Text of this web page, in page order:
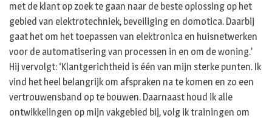
met de klant op zoek te gaan naar de beste oplossing op het
gebied van elektrotechniek, beveiliging en domotica. Daarbij
gaat het om het toepassen van elektronica en huisnetwerken
voor de automatisering van processen in en om de woning.’
Hij vervolgt: ‘Klantgerichtheid is één van mijn sterke punten. Ik
vind het heel belangrijk om afspraken na te komen en zo een
vertrouwensband op te bouwen. Daarnaast houd ik alle
ontwikkelingen op mijn vakgebied bij, volg ik trainingen om